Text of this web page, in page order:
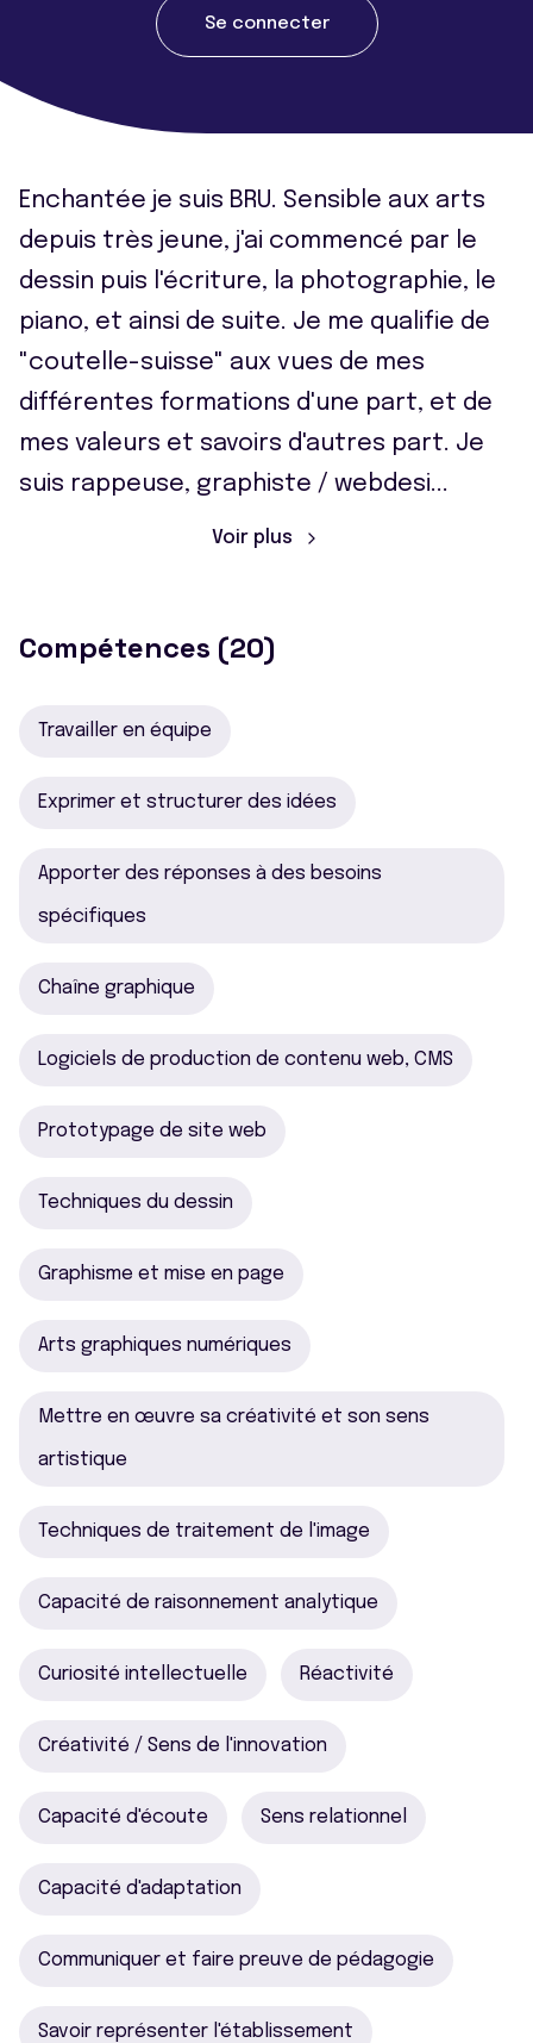
Se connecter
Enchantée je suis BRU. Sensible aux arts
depuis très jeune, j'ai commencé par le
dessin puis l'écriture, la photographie, le
piano, et ainsi de suite. Je me qualifie de
"coutelle-suisse" aux vues de mes
différentes formations d'une part, et de
mes valeurs et savoirs d'autres part. Je
suis rappeuse, graphiste / webdesi...
Voir plus
Compétences (20)
Travailler en équipe
Exprimer et structurer des idées
Apporter des réponses à des besoins
spécifiques
Chaîne graphique
Logiciels de production de contenu web, CMS
Prototypage de site web
Techniques du dessin
Graphisme et mise en page
Arts graphiques numériques
Mettre en œuvre sa créativité et son sens
artistique
Techniques de traitement de l'image
Capacité de raisonnement analytique
Curiosité intellectuelle Réactivité
Créativité / Sens de l'innovation
Capacité d'écoute Sens relationnel
Capacité d'adaptation
Communiquer et faire preuve de pédagogie
Savoir représenter l'établissement